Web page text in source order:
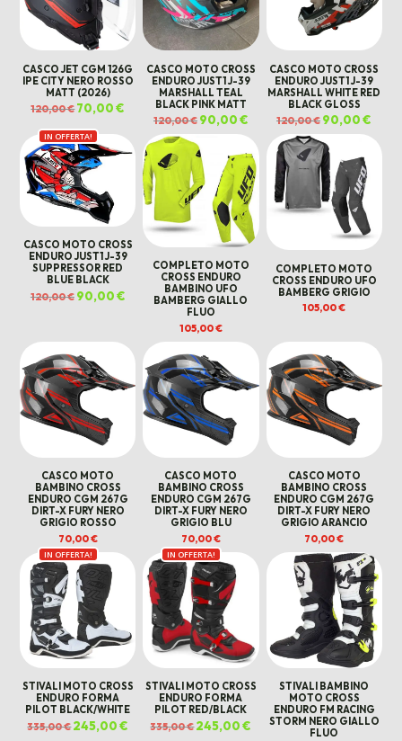
CASCO JET CGM 126G
IPE CITY NERO ROSSO
MATT (2026)
120,00€Il
prezzo
era:
120,00 €.
70,00€
prezzo
attuale
70,00 €.
CASCO MOTO CROSS
ENDURO JUST1 J-39
MARSHALL TEAL
BLACK PINK MATT
120,00€ Il
prezzo
originale
era:
120,00 €.
90,00€Il
prezzo
attuale
è:
90,00 €.
CASCO MOTO CROSS
ENDURO JUST1 J-39
MARSHALL WHITE RED
BLACK GLOSS
120,00€ Il
prezzo
originale
era:
120,00 €.
90,00€
è:
IN OFFERTA!
CASCO MOTO CROSS
ENDURO JUST1 J-39
SUPPRESSOR RED
BLUE BLACK
120,00€ Il
prezzo
90,00€Il
prezzo
COMPLETO MOTO
CROSS ENDURO
BAMBINO UFO
BAMBERG GIALLO
FLUO
105,00€
COMPLETO MOTO
CROSS ENDURO UFO
BAMBERG GRIGIO
105,00€
CASCO MOTO
BAMBINO CROSS
ENDURO CGM 267G
DIRT-X FURY NERO
GRIGIO ROSSO
70,00€
CASCO MOTO
BAMBINO CROSS
ENDURO CGM 267G
DIRT-X FURY NERO
GRIGIO BLU
70,00€
CASCO MOTO
BAMBINO CROSS
ENDURO CGM 267G
DIRT-X FURY NERO
GRIGIO ARANCIO
70,00€
IN OFFERTA!
STIVALI MOTO CROSS
ENDURO FORMA
PILOT BLACK/WHITE
335,00€Il
prezzo
245,00€
prezzo
IN OFFERTA!
STIVALI MOTO CROSS
ENDURO FORMA
PILOT RED/BLACK
335,00€Il
prezzo
245,00€
STIVALI BAMBINO
MOTO CROSS
ENDURO FM RACING
STORM NERO GIALLO
FLUO